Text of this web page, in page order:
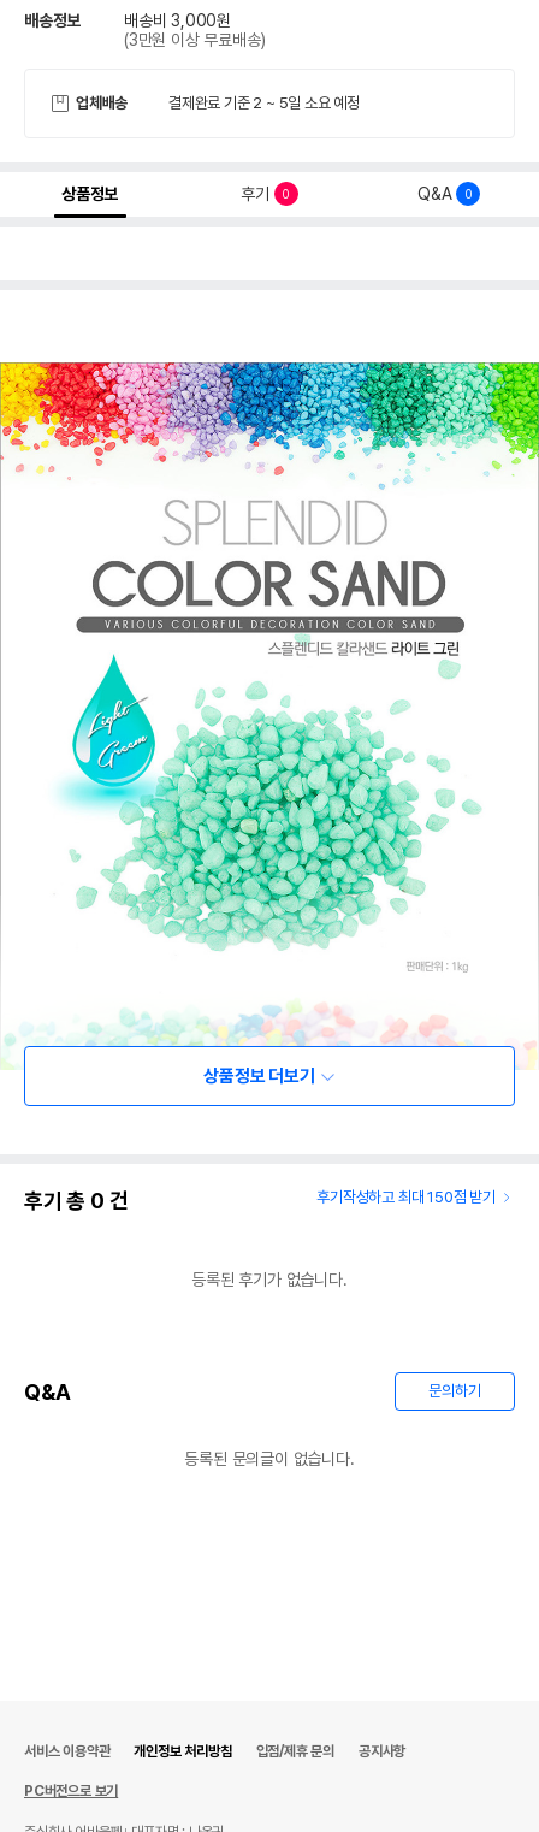
배송정보
배송비 3,000원
(3만원 이상 무료배송)
업체배송 결제완료 기준 2 ~ 5일 소요 예정
상품정보 후기 0 Q&A 0
상품정보 더보기
후기 총 0 건 후기작성하고 최대 150점 받기
등록된 후기가 없습니다.
Q&A 문의하기
등록된 문의글이 없습니다.
서비스 이용약관 개인정보 처리방침 입점/제휴 문의 공지사항
PC버전으로 보기